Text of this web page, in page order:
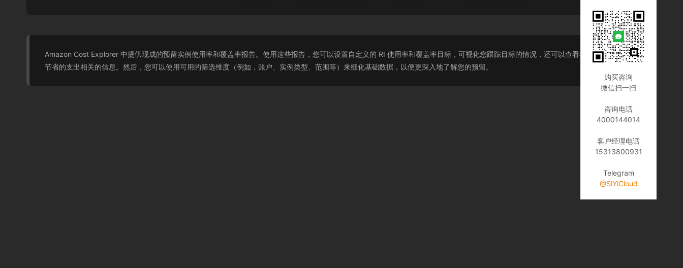
Amazon Cost Explorer 中提供现成的预留实例使用率和覆盖率报告。使用这些报告，您可以设置自定义的 RI 使用率和覆盖率目标，可视化您跟踪目标的情况，还可以查看与按需价格相比所
节省的支出相关的信息。然后，您可以使用可用的筛选维度（例如，账户、实例类型、范围等）来细化基础数据，以便更深入地了解您的预留。
购买咨询
微信扫一扫
咨询电话
4000144014
客户经理电话
15313800931
Telegram
@SiYiCloud